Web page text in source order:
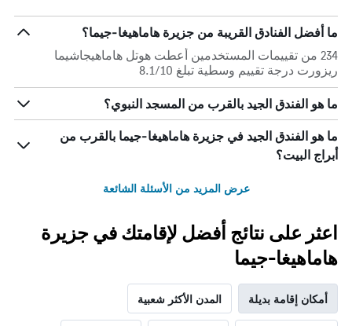
ما أفضل الفنادق القريبة من جزيرة هاماهيغا-جيما؟
234 من تقييمات المستخدمين أعطت هوتل هاماهيجاشيما
ريزورت درجة تقييم وسطية تبلغ 8.1/10
ما هو الفندق الجيد بالقرب من المسجد النبوي؟
ما هو الفندق الجيد في جزيرة هاماهيغا-جيما بالقرب من
أبراج البيت؟
عرض المزيد من الأسئلة الشائعة
اعثر على نتائج أفضل لإقامتك في جزيرة
هاماهيغا-جيما
أمكان إقامة بديلة المدن الأكثر شعبية